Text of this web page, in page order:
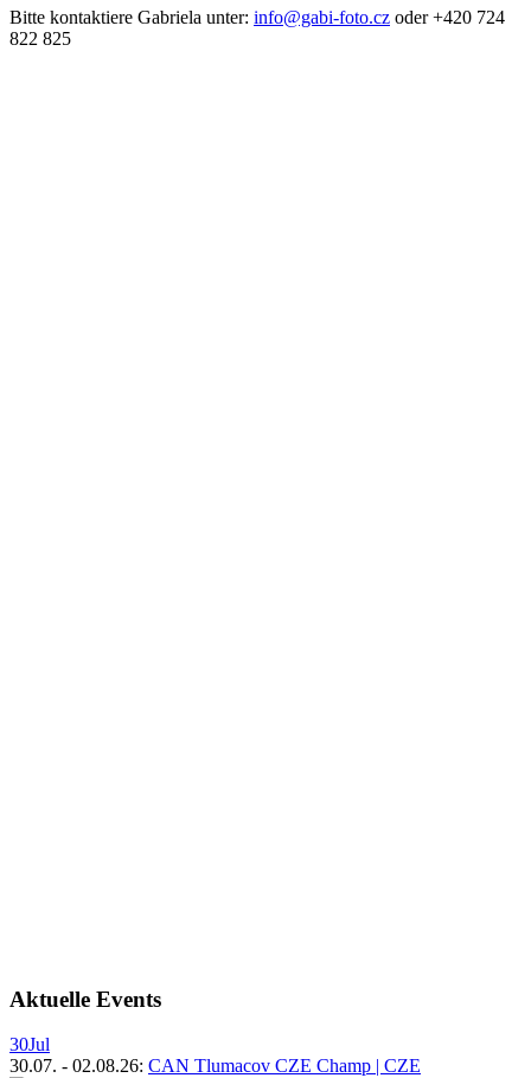
Bitte kontaktiere Gabriela unter: info@gabi-foto.cz oder +420 724
822 825
Aktuelle Events
30Jul
30.07. - 02.08.26: CAN Tlumacov CZE Champ | CZE